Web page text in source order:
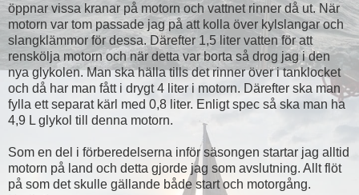
öppnar vissa kranar på motorn och vattnet rinner då ut. När
motorn var tom passade jag på att kolla över kylslangar och
slangklämmor för dessa. Därefter 1,5 liter vatten för att
renskölja motorn och när detta var borta så drog jag i den
nya glykolen. Man ska hälla tills det rinner över i tanklocket
och då har man fått i drygt 4 liter i motorn. Därefter ska man
fylla ett separat kärl med 0,8 liter. Enligt spec så ska man ha
4,9 L glykol till denna motorn.
Som en del i förberedelserna inför säsongen startar jag alltid
motorn på land och detta gjorde jag som avslutning. Allt flöt
på som det skulle gällande både start och motorgång.